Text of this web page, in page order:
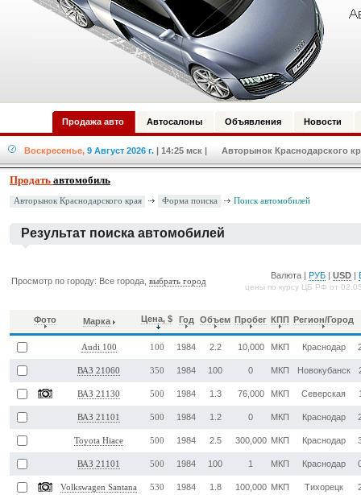
Продажа авто Автосалоны Объявления Новости
Воскресенье, 9 Август 2026 г. | 14:25 мск | Авторынок Краснодарского
Продать автомобиль
Авторынок Краснодарского края Форма поиска Поиск автомобилей
Результат поиска автомобилей
Просмотр по городу: Все города,выбрать город
Валюта | РУБ |USD |
цены по курсу ЦБ РФ от
Фото Марка Цена, $ Год Объем Пробег КПП Регион/Город
Audi 100 100 1984 2.2 10,000 МКП Краснодар
ВАЗ 21060 350 1984 100 0 МКП Новокубанск
ВАЗ 21130 500 1984 1.3 76,000 МКП Северская
ВАЗ 21101 500 1984 1.2 0 МКП Краснодар
Toyota Hiace 500 1984 2.5 300,000 МКП Краснодар
ВАЗ 21101 500 1984 100 1 МКП Краснодар
Volkswagen Santana 530 1984 1.8 100,000 МКП Тихорецк